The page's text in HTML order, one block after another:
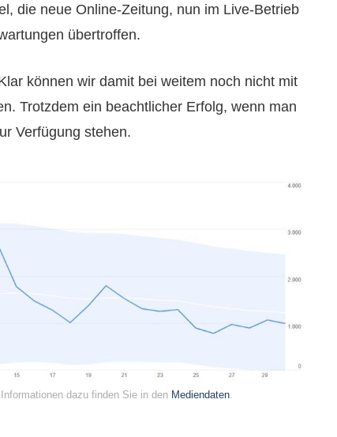
die neue Online-Zeitung, nun im Live-Betrieb
übertroffen.
können wir damit bei weitem noch nicht mit
Trotzdem ein beachtlicher Erfolg, wenn man
Verfügung stehen.
dazu finden Sie in den Mediendaten.